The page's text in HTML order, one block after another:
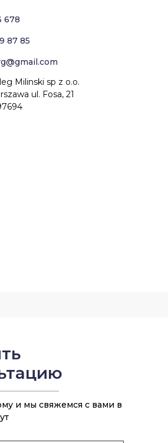
Milinski sp z o.o.
ul. Fosa, 21
678
87 85
и мы свяжемся с вами в